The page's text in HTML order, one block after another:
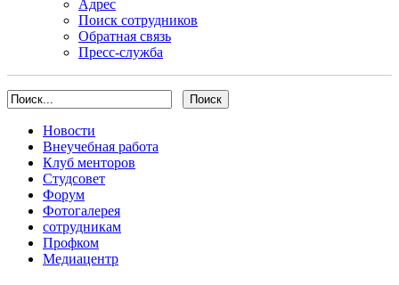
Адрес
Поиск сотрудников
Обратная связь
Пресс-служба
Новости
Внеучебная работа
Клуб менторов
Студсовет
Форум
Фотогалерея
сотрудникам
Профком
Медиацентр